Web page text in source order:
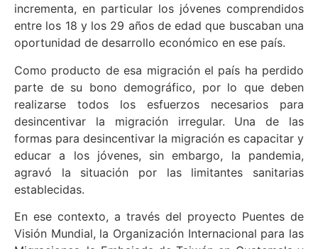
incrementa, en particular los jóvenes comprendidos
entre los 18 y los 29 años de edad que buscaban una
oportunidad de desarrollo económico en ese país.
Como producto de esa migración el país ha perdido
parte de su bono demográfico, por lo que deben
realizarse todos los esfuerzos necesarios para
desincentivar la migración irregular. Una de las
formas para desincentivar la migración es capacitar y
educar a los jóvenes, sin embargo, la pandemia,
agravó la situación por las limitantes sanitarias
establecidas.
En ese contexto, a través del proyecto Puentes de
Visión Mundial, la Organización Internacional para las